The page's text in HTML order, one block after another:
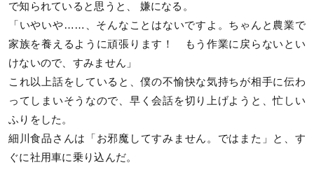
で知られていると思うと、 嫌になる。
「いやいや……、そんなことはないですよ。ちゃんと農業で
家族を養えるように頑張ります！ もう作業に戻らないとい
けないので、すみません」
これ以上話をしていると、僕の不愉快な気持ちが相手に伝わ
ってしまいそうなので、早く会話を切り上げようと、忙しい
ふりをした。
細川食品さんは「お邪魔してすみません。ではまた」と、す
ぐに社用車に乗り込んだ。